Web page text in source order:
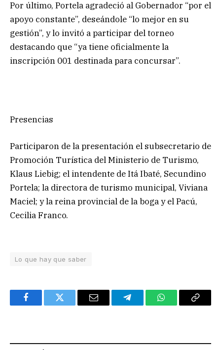
Por último, Portela agradeció al Gobernador “por el
apoyo constante”, deseándole “lo mejor en su
gestión”, y lo invitó a participar del torneo
destacando que “ya tiene oficialmente la
inscripción 001 destinada para concursar”.
Presencias
Participaron de la presentación el subsecretario de
Promoción Turística del Ministerio de Turismo,
Klaus Liebig; el intendente de Itá Ibaté, Secundino
Portela; la directora de turismo municipal, Viviana
Maciel; y la reina provincial de la boga y el Pacú,
Cecilia Franco.
Lo que hay que saber
FacebookTwitter Email TelegramWhatsAppCopy